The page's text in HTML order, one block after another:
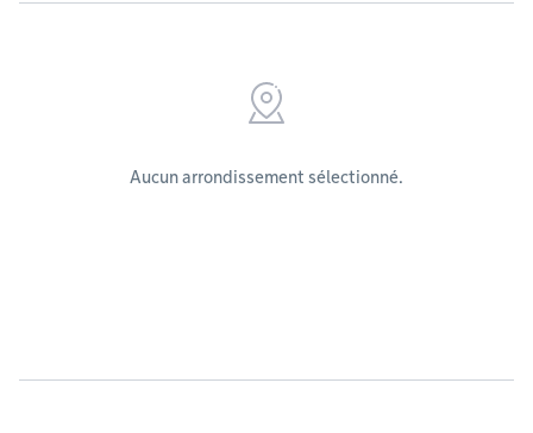
Aucun arrondissement sélectionné.